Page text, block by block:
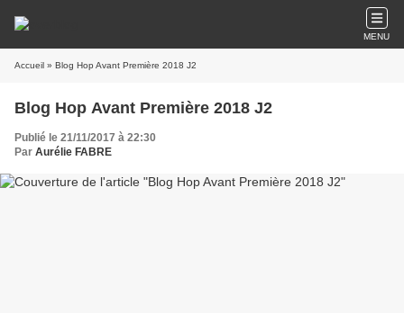
MENU
Accueil » Blog Hop Avant Première 2018 J2
Blog Hop Avant Première 2018 J2
Publié le 21/11/2017 à 22:30
Par Aurélie FABRE